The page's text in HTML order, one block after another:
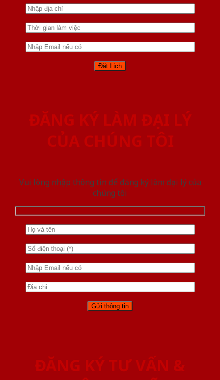
ĐĂNG KÝ LÀM ĐẠI LÝ
CỦA CHÚNG TÔI
Vui lòng nhập thông tin để đăng ký làm đại lý của
chúng tôi
ĐĂNG KÝ TƯ VẤN &